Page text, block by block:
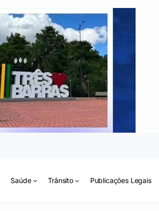
Saúde Trânsito Publicações Legais